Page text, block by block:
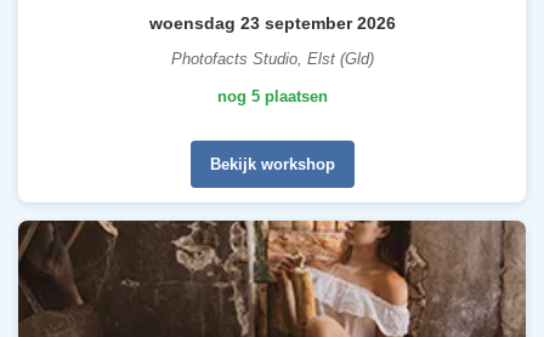
woensdag 23 september 2026
Photofacts Studio, Elst (Gld)
nog 5 plaatsen
Bekijk workshop